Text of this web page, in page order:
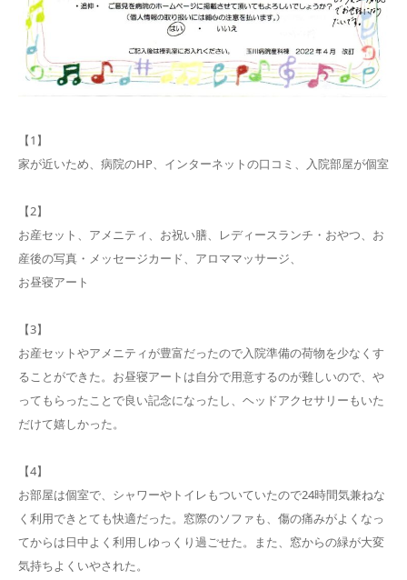
【1】
家が近いため、病院のHP、インターネットの口コミ、入院部屋が個室
【2】
お産セット、アメニティ、お祝い膳、レディースランチ・おやつ、お
産後の写真・メッセージカード、アロママッサージ、
お昼寝アート
【3】
お産セットやアメニティが豊富だったので入院準備の荷物を少なくす
ることができた。お昼寝アートは自分で用意するのが難しいので、や
ってもらったことで良い記念になったし、ヘッドアクセサリーもいた
だけて嬉しかった。
【4】
お部屋は個室で、シャワーやトイレもついていたので24時間気兼ねな
く利用できとても快適だった。窓際のソファも、傷の痛みがよくなっ
てからは日中よく利用しゆっくり過ごせた。また、窓からの緑が大変
気持ちよくいやされた。